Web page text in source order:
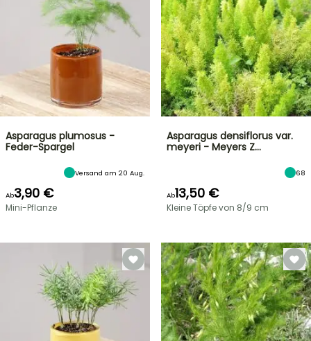
Asparagus plumosus -
Feder-Spargel
Versand am 20 Aug.
Ab3,90 €
Mini-Pflanze
Asparagus densiflorus var.
meyeri - Meyers Z…
68
Ab13,50 €
Kleine Töpfe von 8/9 cm